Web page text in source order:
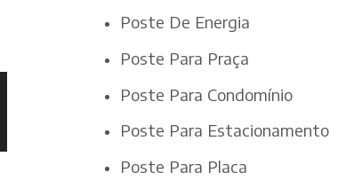
Poste De Energia
Poste Para Praça
Poste Para Condomínio
Poste Para Estacionamento
Poste Para Placa